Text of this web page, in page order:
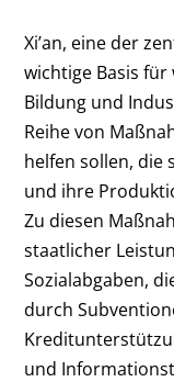
Xi’an, eine der
wichtige Basis
Bildung und
Reihe von
helfen sollen, die
und ihre
Zu diesen
staatlicher
Sozialabgaben,
durch
und